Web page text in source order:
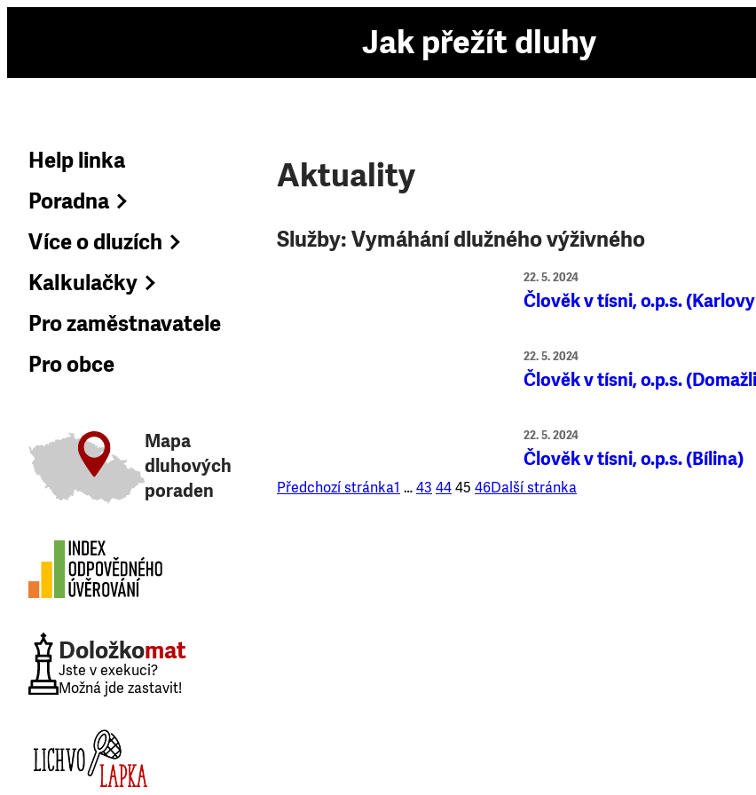
Jak přežít dluhy
Help linka
Poradna
Více o dluzích
Kalkulačky
Pro zaměstnavatele
Pro obce
Mapa
dluhových
poraden
Doložkomat
Jste v exekuci?
Možná jde zastavit!
Aktuality
Služby:Vymáhání dlužného výživného
22. 5. 2024
Člověk v tísni, o.p.s.
22. 5. 2024
Člověk v tísni, o.p.s.
22. 5. 2024
Člověk v tísni, o.p.s. (Bílina)
Předchozí stránka1 …43 4445 46Další stránka